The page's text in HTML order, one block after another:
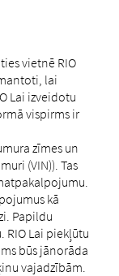
vietnē RIO
lai
Lai izveidotu
vispirms ir
zīmes un
(VIN)). Tas
kā
Papildu
Lai piekļūtu
būs jānorāda
vajadzībām.